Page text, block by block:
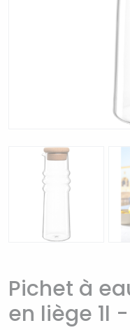
Pichet à
en liège 1l